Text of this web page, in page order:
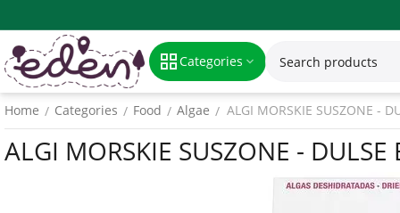
Categories
Home / Categories / Food / Algae / ALGI MORSKIE SUSZONE -
ALGI MORSKIE SUSZONE -